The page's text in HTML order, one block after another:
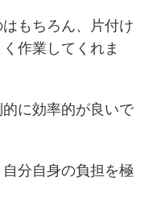
もちろん、片付け
作業してくれま
に効率的が良いで
分自身の負担を極